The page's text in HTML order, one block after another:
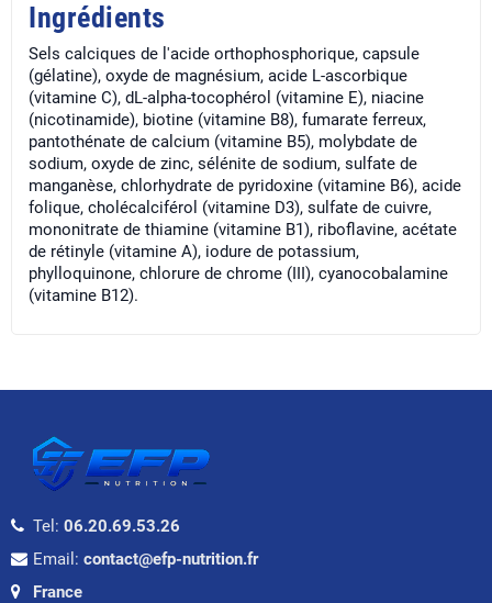
Ingrédients
Sels calciques de l'acide orthophosphorique, capsule
(gélatine), oxyde de magnésium, acide L-ascorbique
(vitamine C), dL-alpha-tocophérol (vitamine E), niacine
(nicotinamide), biotine (vitamine B8), fumarate ferreux,
pantothénate de calcium (vitamine B5), molybdate de
sodium, oxyde de zinc, sélénite de sodium, sulfate de
manganèse, chlorhydrate de pyridoxine (vitamine B6), acide
folique, cholécalciférol (vitamine D3), sulfate de cuivre,
mononitrate de thiamine (vitamine B1), riboflavine, acétate
de rétinyle (vitamine A), iodure de potassium,
phylloquinone, chlorure de chrome (III), cyanocobalamine
(vitamine B12).
Tel: 06.20.69.53.26
Email: contact@efp-nutrition.fr
France